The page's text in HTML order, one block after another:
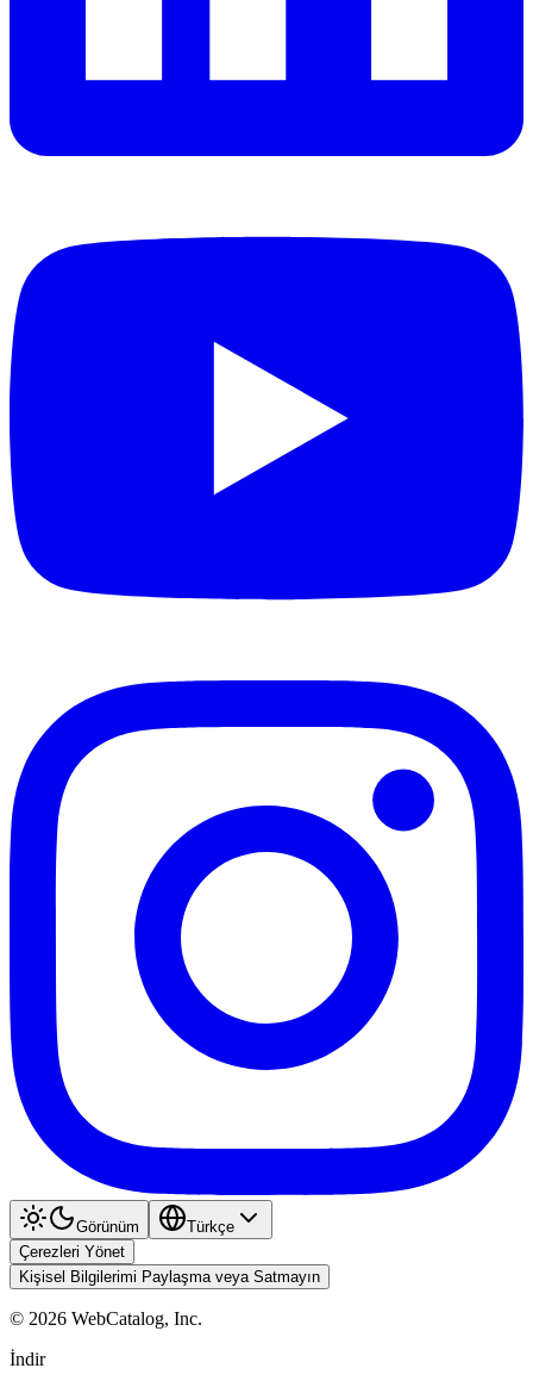
Görünüm
Türkçe
Çerezleri Yönet
Kişisel Bilgilerimi Paylaşma veya Satmayın
© 2026 WebCatalog, Inc.
İndir